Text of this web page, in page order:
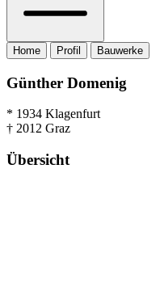
Home Profil Bauwerke
Günther Domenig
* 1934 Klagenfurt
† 2012 Graz
Übersicht